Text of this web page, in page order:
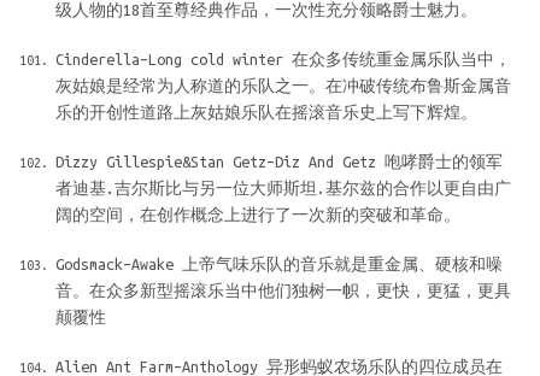
级人物的18首至尊经典作品，一次性充分领略爵士魅力。
Cinderella–Long cold winter 在众多传统重金属乐队当中，
灰姑娘是经常为人称道的乐队之一。在冲破传统布鲁斯金属音
乐的开创性道路上灰姑娘乐队在摇滚音乐史上写下辉煌。
Dizzy Gillespie&Stan Getz–Diz And Getz 咆哮爵士的领军
者迪基.吉尔斯比与另一位大师斯坦.基尔兹的合作以更自由广
阔的空间，在创作概念上进行了一次新的突破和革命。
Godsmack–Awake 上帝气味乐队的音乐就是重金属、硬核和噪
音。在众多新型摇滚乐当中他们独树一帜，更快，更猛，更具
颠覆性
Alien Ant Farm–Anthology 异形蚂蚁农场乐队的四位成员在